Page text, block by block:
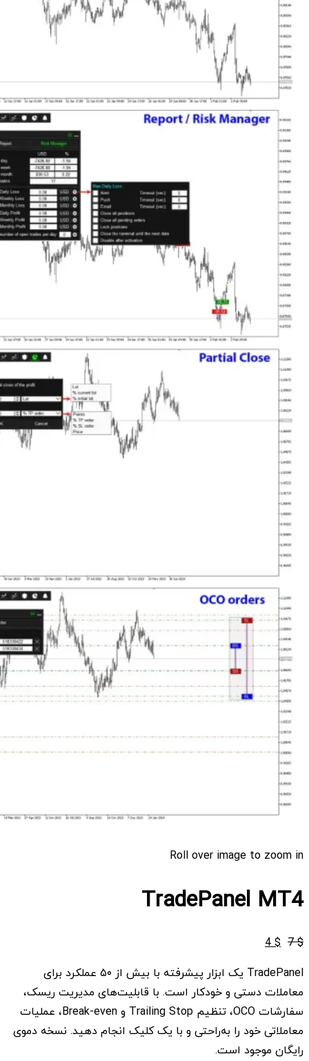
Roll over image to zoom in
TradePanel MT4
$
7
قیمت
$ 7
بود.
$
4 قیمت
$ 4
است.
TradePanel یک ابزار پیشرفته با بیش از ۵۰ عملکرد برای
معاملات دستی و خودکار است. با قابلیت‌های مدیریت ریسک،
سفارشات OCO، تنظیم Trailing Stop و Break-even، عملیات
معاملاتی خود را به‌راحتی و با یک کلیک انجام دهید. نسخه دموی
رایگان موجود است.